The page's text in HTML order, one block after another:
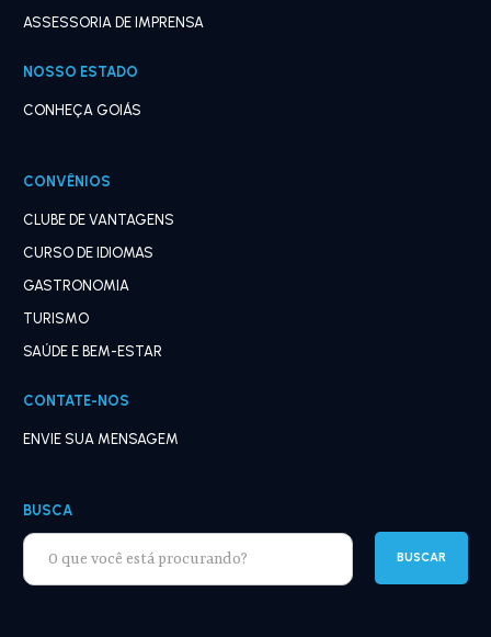
ASSESSORIA DE IMPRENSA
NOSSO ESTADO
CONHEÇA GOIÁS
CONVÊNIOS
CLUBE DE VANTAGENS
CURSO DE IDIOMAS
GASTRONOMIA
TURISMO
SAÚDE E BEM-ESTAR
CONTATE-NOS
ENVIE SUA MENSAGEM
BUSCA